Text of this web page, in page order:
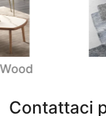
Contattaci